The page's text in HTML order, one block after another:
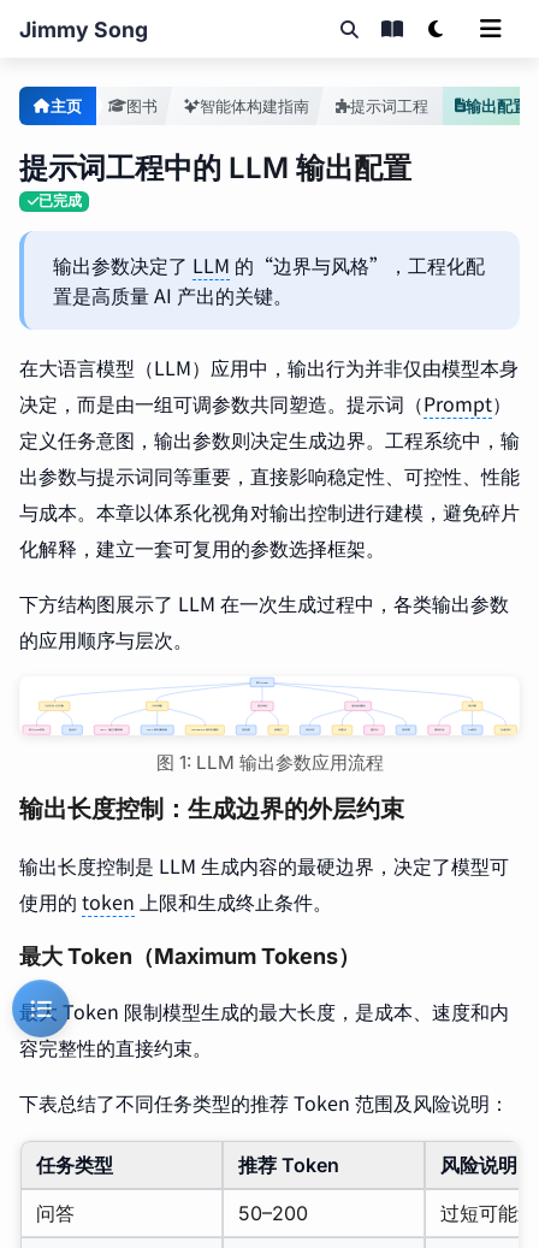
Jimmy Song
主页 图书 智能体构建指南 提示词工程 输出配置
提示词工程中的 LLM 输出配置
已完成
输出参数决定了 LLM 的“边界与风格”，工程化配
置是高质量 AI 产出的关键。
在大语言模型（LLM）应用中，输出行为并非仅由模型本身
决定，而是由一组可调参数共同塑造。提示词（Prompt）
定义任务意图，输出参数则决定生成边界。工程系统中，输
出参数与提示词同等重要，直接影响稳定性、可控性、性能
与成本。本章以体系化视角对输出控制进行建模，避免碎片
化解释，建立一套可复用的参数选择框架。
下方结构图展示了 LLM 在一次生成过程中，各类输出参数
的应用顺序与层次。
图 1: LLM 输出参数应用流程
输出长度控制：生成边界的外层约束
输出长度控制是 LLM 生成内容的最硬边界，决定了模型可
使用的 token 上限和生成终止条件。
最大 Token（Maximum Tokens）
最大 Token 限制模型生成的最大长度，是成本、速度和内
容完整性的直接约束。
下表总结了不同任务类型的推荐 Token 范围及风险说明：
任务类型 推荐 Token
风险说明
问答
50–200
过短可能